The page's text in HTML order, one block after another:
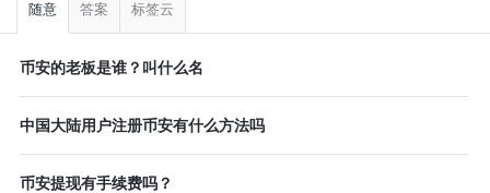
随意 答案 标签云
币安的老板是谁？叫什么名
中国大陆用户注册币安有什么方法吗
币安提现有手续费吗？